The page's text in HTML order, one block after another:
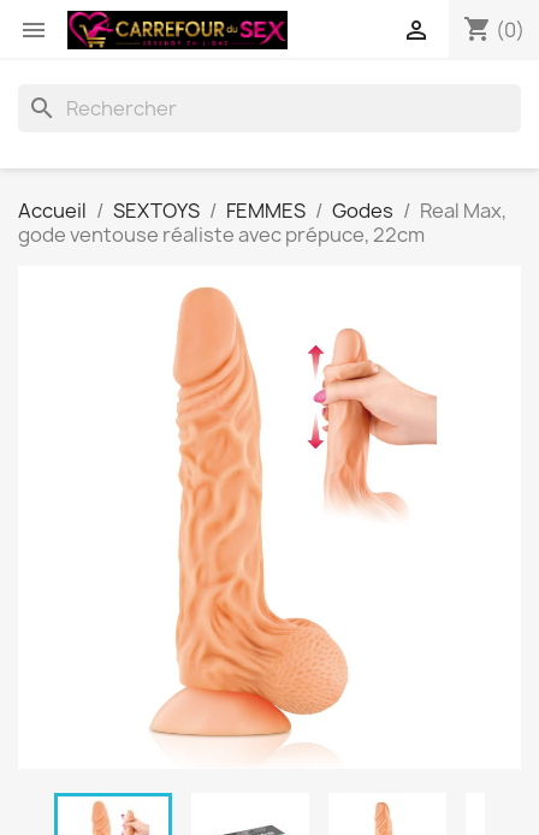
 shopping_cart (0)

search
Accueil SEXTOYS FEMMES Godes
Real Max,
gode ventouse réaliste avec prépuce, 22cm